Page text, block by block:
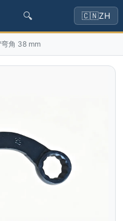
🔍 🇨🇳ZH
角 38 mm